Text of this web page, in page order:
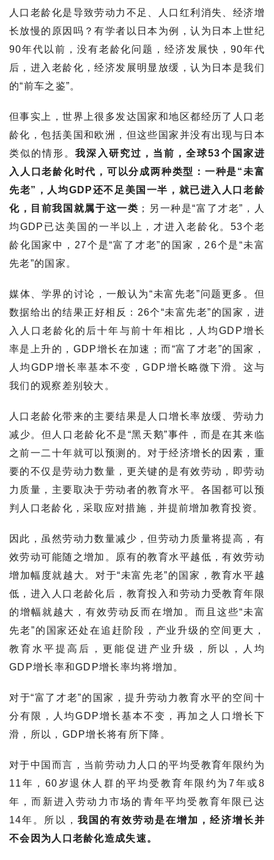
人口老龄化是导致劳动力不足、人口红利消失、经济增
长放慢的原因吗？有学者以日本为例，认为日本上世纪
90年代以前，没有老龄化问题，经济发展快，90年代
后，进入老龄化，经济发展明显放缓，认为日本是我们
的“前车之鉴”。
但事实上，世界上很多发达国家和地区都经历了人口老
龄化，包括美国和欧洲，但这些国家并没有出现与日本
类似的情形。我深入研究过，当前，全球53个国家进
入人口老龄化时代，可以分成两种类型：一种是“未富
先老”，人均GDP还不足美国一半，就已进入人口老龄
化，目前我国就属于这一类 ；另一种是“富了才老”，人
均GDP已达美国的一半以上，才进入老龄化。53个老
龄化国家中，27个是“富了才老”的国家，26个是“未富
先老”的国家。
媒体、学界的讨论，一般认为“未富先老”问题更多。但
数据给出的结果正好相反：26个“未富先老”的国家，进
入人口老龄化的后十年与前十年相比，人均GDP增长
率是上升的，GDP增长在加速；而“富了才老”的国家，
人均GDP增长率基本不变，GDP增长略微下滑。这与
我们的观察差别较大。
人口老龄化带来的主要结果是人口增长率放缓、劳动力
减少。但人口老龄化不是“黑天鹅”事件，而是在其来临
之前一二十年就可以预测的。对于经济增长的因素，重
要的不仅是劳动力数量，更关键的是有效劳动，即劳动
力质量，主要取决于劳动者的教育水平。各国都可以预
判人口老龄化，采取应对措施，并提前增加教育投资。
因此，虽然劳动力数量减少，但劳动力质量将提高，有
效劳动可能随之增加。原有的教育水平越低，有效劳动
增加幅度就越大。对于“未富先老”的国家，教育水平越
低，进入人口老龄化后，教育投入和劳动力受教育年限
的增幅就越大，有效劳动反而在增加。而且这些“未富
先老”的国家还处在追赶阶段，产业升级的空间更大，
教育水平提高后，更能促进产业升级，所以，人均
GDP增长率和GDP增长率均将增加。
对于“富了才老”的国家，提升劳动力教育水平的空间十
分有限，人均GDP增长基本不变，再加之人口增长下
滑，所以，GDP增长将有所下降。
对于中国而言，当前劳动力人口的平均受教育年限约为
11年，60岁退休人群的平均受教育年限约为7年或8
年，而新进入劳动力市场的青年平均受教育年限已达
14年。所以， 我国的有效劳动是在增加，经济增长并
不会因为人口老龄化造成失速。